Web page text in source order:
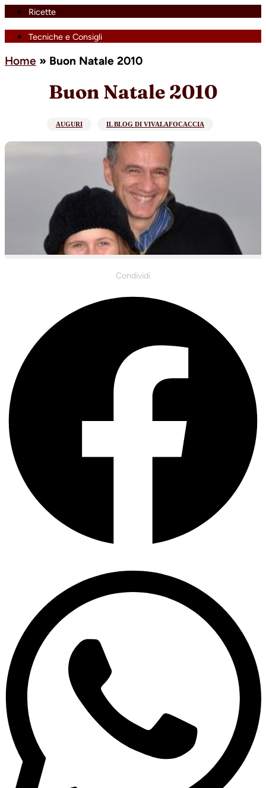
Ricette
Tecniche e Consigli
Home » Buon Natale 2010
Buon Natale 2010
AUGURI IL BLOG DI VIVALAFOCACCIA
Condividi